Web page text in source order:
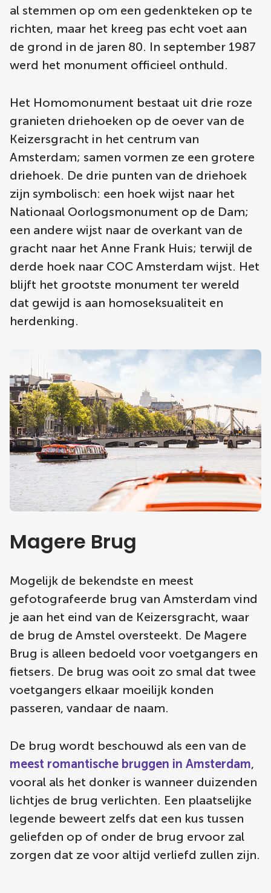
al stemmen op om een gedenkteken op te
richten, maar het kreeg pas echt voet aan
de grond in de jaren 80. In september 1987
werd het monument officieel onthuld.
Het Homomonument bestaat uit drie roze
granieten driehoeken op de oever van de
Keizersgracht in het centrum van
Amsterdam; samen vormen ze een grotere
driehoek. De drie punten van de driehoek
zijn symbolisch: een hoek wijst naar het
Nationaal Oorlogsmonument op de Dam;
een andere wijst naar de overkant van de
gracht naar het Anne Frank Huis; terwijl de
derde hoek naar COC Amsterdam wijst. Het
blijft het grootste monument ter wereld
dat gewijd is aan homoseksualiteit en
herdenking.
Magere Brug
Mogelijk de bekendste en meest
gefotografeerde brug van Amsterdam vind
je aan het eind van de Keizersgracht, waar
de brug de Amstel oversteekt. De Magere
Brug is alleen bedoeld voor voetgangers en
fietsers. De brug was ooit zo smal dat twee
voetgangers elkaar moeilijk konden
passeren, vandaar de naam.
De brug wordt beschouwd als een van de
meest romantische bruggen in Amsterdam,
vooral als het donker is wanneer duizenden
lichtjes de brug verlichten. Een plaatselijke
legende beweert zelfs dat een kus tussen
geliefden op of onder de brug ervoor zal
zorgen dat ze voor altijd verliefd zullen zijn.